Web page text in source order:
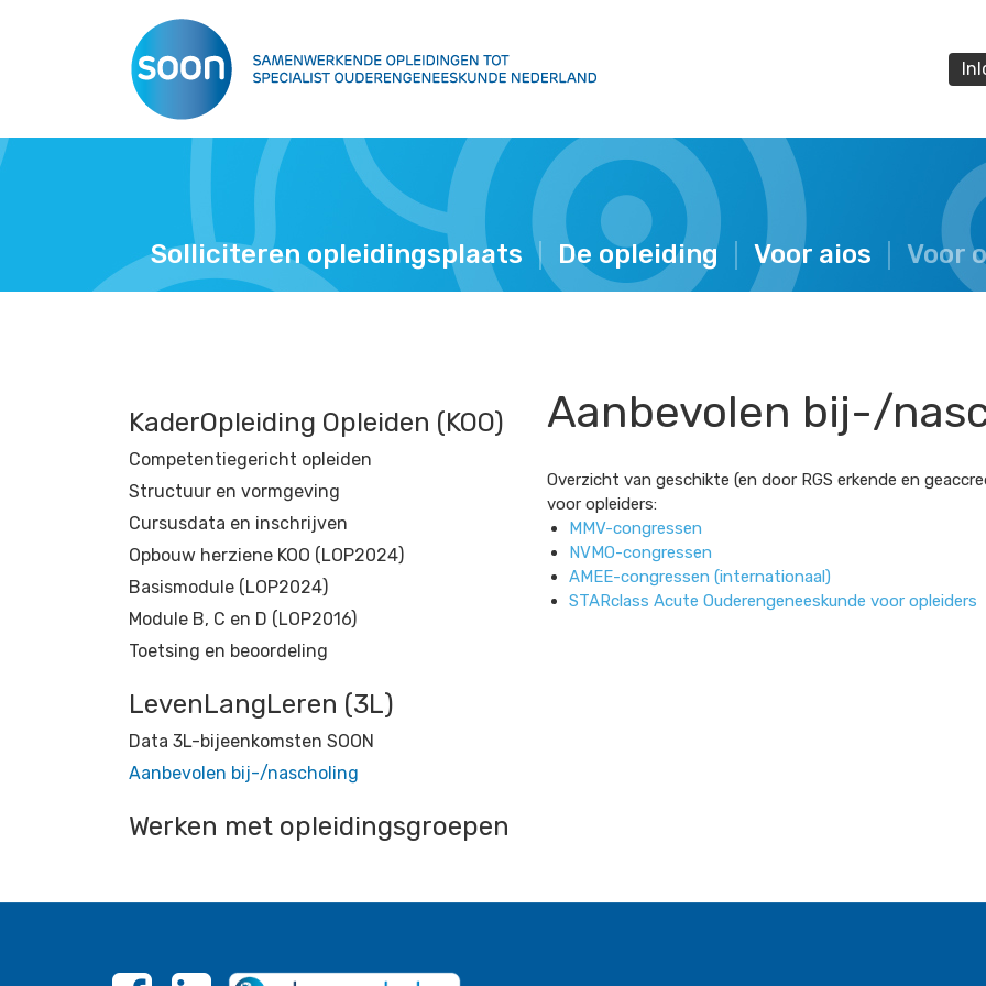
Solliciteren opleidingsplaats De opleiding Voor aios Voor
KaderOpleiding Opleiden (KOO)
Competentiegericht opleiden
Structuur en vormgeving
Cursusdata en inschrijven
Opbouw herziene KOO (LOP2024)
Basismodule (LOP2024)
Module B, C en D (LOP2016)
Toetsing en beoordeling
LevenLangLeren (3L)
Data 3L-bijeenkomsten SOON
Aanbevolen bij-/nascholing
Werken met opleidingsgroepen
Aanbevolen bij-/
Overzicht van geschikte (en door RGS erkende en
voor opleiders:
MMV-congressen
NVMO-congressen
AMEE-congressen (internationaal)
STARclass Acute Ouderengeneeskunde voor opleiders